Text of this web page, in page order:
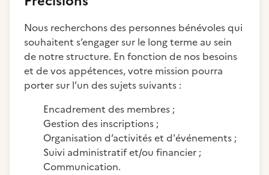
Nous recherchons des personnes bénévoles qui
souhaitent s’engager sur le long terme au sein
de notre structure. En fonction de nos besoins
et de vos appétences, votre mission pourra
porter sur l’un des sujets suivants :
Encadrement des membres ;
Gestion des inscriptions ;
Organisation d’activités et d'événements ;
Suivi administratif et/ou financier ;
Communication.